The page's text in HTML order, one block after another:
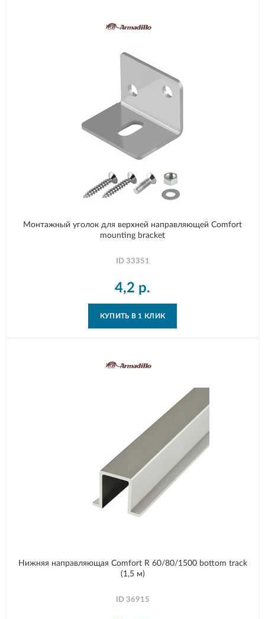
Монтажный уголок для верхней направляющей Comfort
mounting bracket
ID 33351
4,2 р.
КУПИТЬ В 1 КЛИК
Нижняя направляющая Comfort R 60/80/1500 bottom track
(1,5 м)
ID 36915